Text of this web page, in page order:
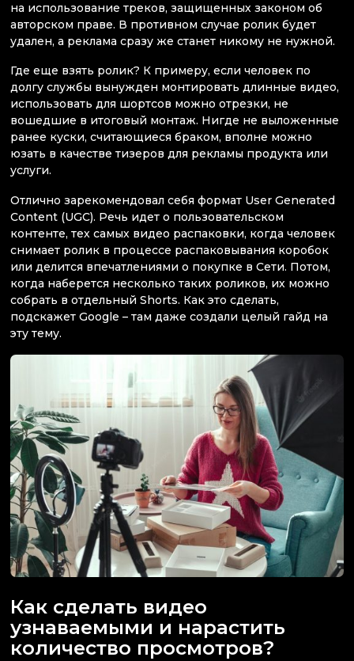
на использование треков, защищенных законом об
авторском праве. В противном случае ролик будет
удален, а реклама сразу же станет никому не нужной.
Где еще взять ролик? К примеру, если человек по
долгу службы вынужден монтировать длинные видео,
использовать для шортсов можно отрезки, не
вошедшие в итоговый монтаж. Нигде не выложенные
ранее куски, считающиеся браком, вполне можно
юзать в качестве тизеров для рекламы продукта или
услуги.
Отлично зарекомендовал себя формат User Generated
Content (UGC). Речь идет о пользовательском
контенте, тех самых видео распаковки, когда человек
снимает ролик в процессе распаковывания коробок
или делится впечатлениями о покупке в Сети. Потом,
когда наберется несколько таких роликов, их можно
собрать в отдельный Shorts. Как это сделать,
подскажет Google – там даже создали целый гайд на
эту тему.
Как сделать видео
узнаваемыми и нарастить
количество просмотров?